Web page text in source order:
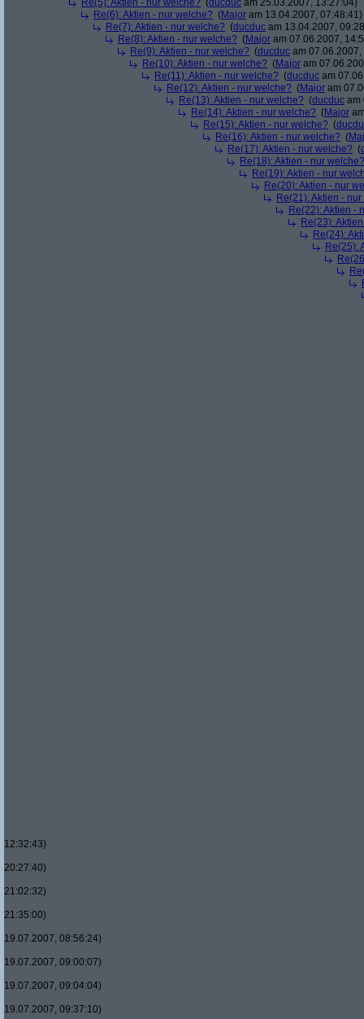
Re(5): Aktien - nur welche? (ducduc am 25.03.2007, 13:27:04)
Re(6): Aktien - nur welche? (Major am 13.04.2007, 07:48:41)
Re(7): Aktien - nur welche? (ducduc am 13.04.2007,
Re(8): Aktien - nur welche? (Major am 07.06.2007,
Re(9): Aktien - nur welche? (ducduc am
Re(10): Aktien - nur welche? (Major am
Re(11): Aktien - nur welche? (ducduc am
Re(12): Aktien - nur welche? (Major am
Re(13): Aktien - nur welche? (ducduc am
Re(14): Aktien - nur welche? (Major
Re(15): Aktien - nur welche? (
Re(16): Aktien - nur welche? (
Re(17): Aktien - nur welche? (
Re(18): Aktien - nur welche?
Re(19): Aktien - nur
Re(20): Aktien - nur
Re(21): Aktien -
Re(22): Aktien -
Re(23):
Re(24):
Re(25):
12:32:43)
20:27:40)
21:02:32)
21:35:00)
19.07.2007, 08:56:24)
19.07.2007, 09:00:07)
19.07.2007, 09:04:04)
19.07.2007, 09:37:10)